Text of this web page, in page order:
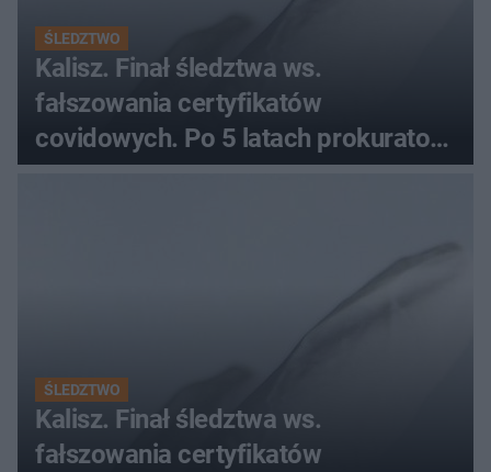
ŚLEDZTWO
Kalisz. Finał śledztwa ws.
fałszowania certyfikatów
covidowych. Po 5 latach prokurator
zamyka sprawę
ŚLEDZTWO
Kalisz. Finał śledztwa ws.
fałszowania certyfikatów